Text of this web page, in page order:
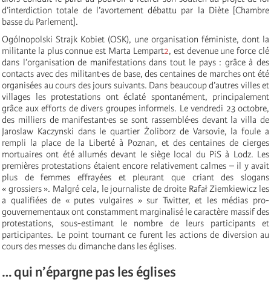
d’interdiction totale de l’avortement débattu par la Diète [Chambre
basse du Parlement].
Ogólnopolski Strajk Kobiet (OSK), une organisation féministe, dont la
militante la plus connue est Marta Lempart2, est devenue une force clé
dans l’organisation de manifestations dans tout le pays : grâce à des
contacts avec des militant·es de base, des centaines de marches ont été
organisées au cours des jours suivants. Dans beaucoup d’autres villes et
villages les protestations ont éclaté spontanément, principalement
grâce aux efforts de divers groupes informels. Le vendredi 23 octobre,
des milliers de manifestant·es se sont rassemblé·es devant la villa de
Jaroslaw Kaczynski dans le quartier Żoliborz de Varsovie, la foule a
rempli la place de la Liberté à Poznan, et des centaines de cierges
mortuaires ont été allumés devant le siège local du PiS à Lodz. Les
premières protestations étaient encore relativement calmes – il y avait
plus de femmes effrayées et pleurant que criant des slogans
« grossiers ». Malgré cela, le journaliste de droite Rafał Ziemkiewicz les
a qualifiées de « putes vulgaires » sur Twitter, et les médias pro-
gouvernementaux ont constamment marginalisé le caractère massif des
protestations, sous-estimant le nombre de leurs participants et
participantes. Le point tournant ce furent les actions de diversion au
cours des messes du dimanche dans les églises.
… qui n’épargne pas les églises